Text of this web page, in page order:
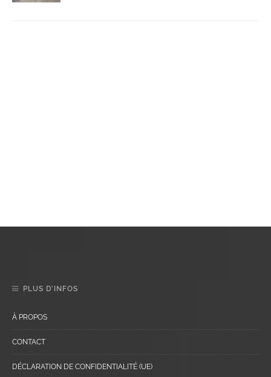
PLUS D’INFOS
À PROPOS
CONTACT
DÉCLARATION DE CONFIDENTIALITÉ (UE)